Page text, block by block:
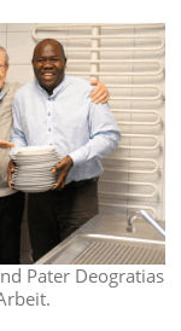
Pater Deogratias